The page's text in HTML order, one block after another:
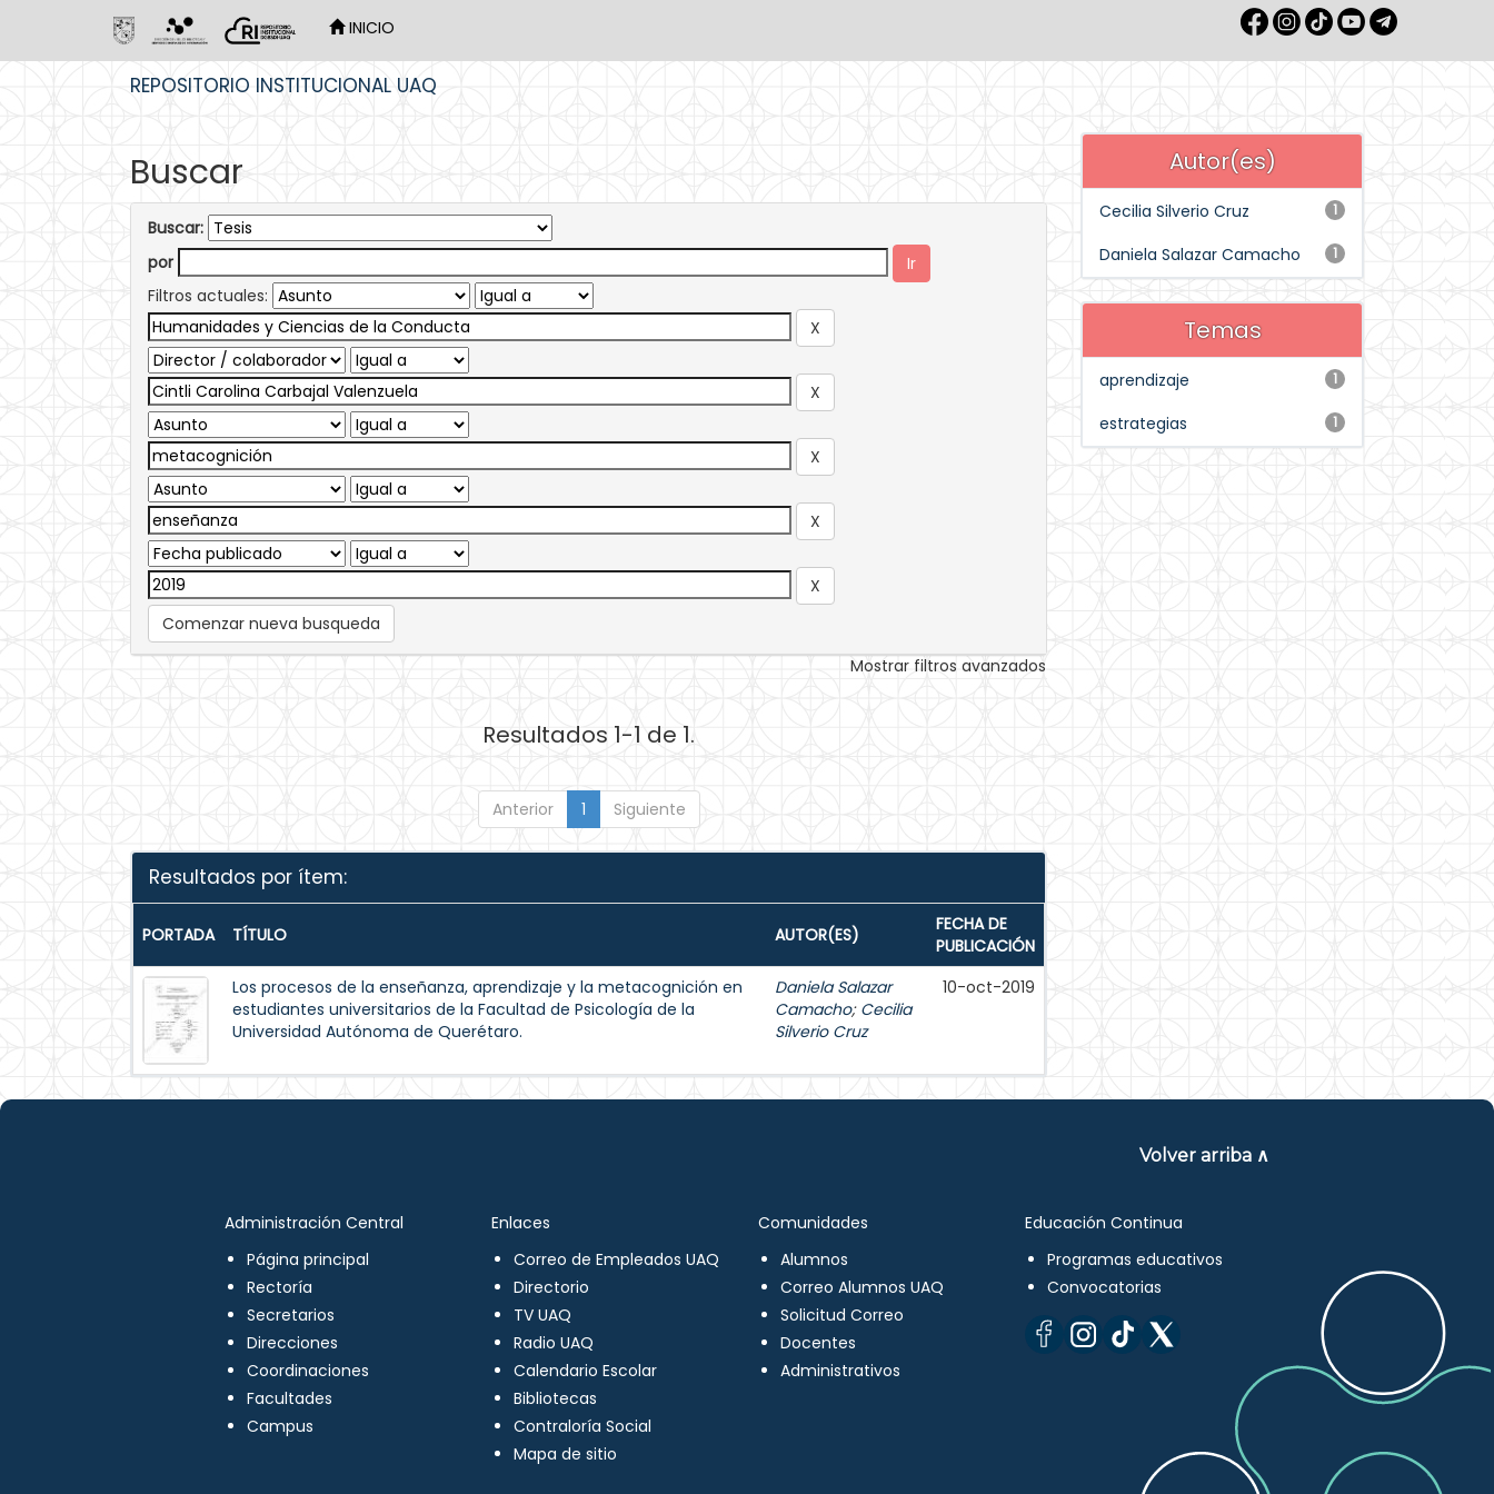
INICIO
REPOSITORIO INSTITUCIONAL UAQ
Buscar
Buscar:
por
Filtros actuales:
Comenzar nueva busqueda
Mostrar filtros avanzados
Resultados 1-1 de 1.
Anterior 1 Siguiente
Resultados por ítem:
PORTADA TÍTULO AUTOR(ES)
FECHA DE
PUBLICACIÓN
Los procesos de la enseñanza, aprendizaje y la metacognición en
estudiantes universitarios de la Facultad de Psicología de la
Universidad Autónoma de Querétaro.
Daniela Salazar
Camacho; Cecilia
Silverio Cruz
10-oct-2019
Autor(es)
1
Cecilia Silverio Cruz
1
Daniela Salazar Camacho
Temas
1
aprendizaje
1
estrategias
Volver arriba ∧
Administración Central
Página principal
Rectoría
Secretarios
Direcciones
Coordinaciones
Facultades
Campus
Enlaces
Correo de Empleados UAQ
Directorio
TV UAQ
Radio UAQ
Calendario Escolar
Bibliotecas
Contraloría Social
Mapa de sitio
Comunidades
Alumnos
Correo Alumnos UAQ
Solicitud Correo
Docentes
Administrativos
Educación Continua
Programas educativos
Convocatorias